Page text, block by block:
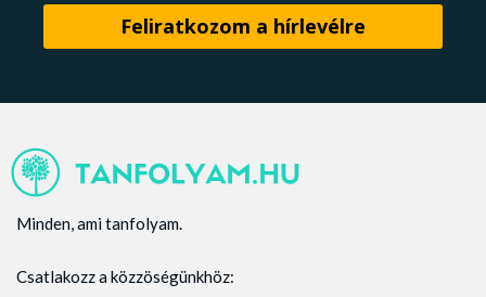
Minden, ami tanfolyam.
Csatlakozz a közzöségünkhöz: